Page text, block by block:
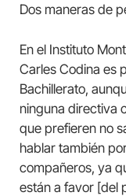
Dos maneras de
En el Instituto
Carles Codina es
Bachillerato,
ninguna directiva
que prefieren no
hablar también
compañeros, ya
están a favor [del